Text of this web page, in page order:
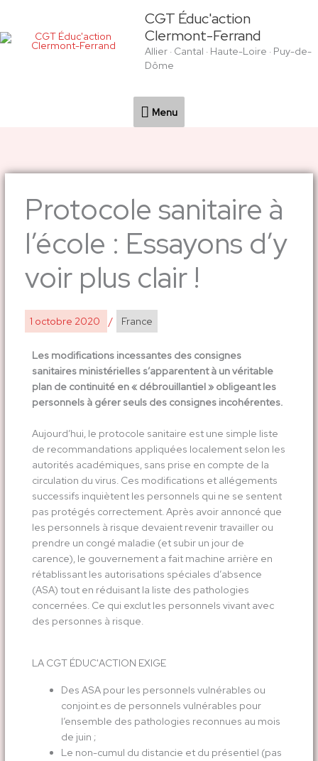
contenu
CGT Éduc'action
Clermont-Ferrand
Allier · Cantal · Haute-Loire · Puy-de-
Dôme
Menu
Menu
Protocole sanitaire à
l’école : Essayons d’y
voir plus clair !
1 octobre 2020 / France
Les modifications incessantes des consignes
sanitaires ministérielles s’apparentent à un véritable
plan de continuité en « débrouillantiel » obligeant les
personnels à gérer seuls des consignes incohérentes.
Aujourd’hui, le protocole sanitaire est une simple liste
de recommandations appliquées localement selon les
autorités académiques, sans prise en compte de la
circulation du virus. Ces modifications et allégements
successifs inquiètent les personnels qui ne se sentent
pas protégés correctement. Après avoir annoncé que
les personnels à risque devaient revenir travailler ou
prendre un congé maladie (et subir un jour de
carence), le gouvernement a fait machine arrière en
rétablissant les autorisations spéciales d’absence
(ASA) tout en réduisant la liste des pathologies
concernées. Ce qui exclut les personnels vivant avec
des personnes à risque.
LA CGT ÉDUC'ACTION EXIGE
Des ASA pour les personnels vulnérables ou
conjoint.es de personnels vulnérables pour
l’ensemble des pathologies reconnues au mois
de juin ;
Le non-cumul du distancie et du présentiel (pas